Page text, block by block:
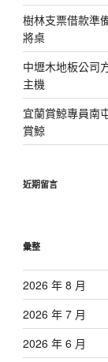
樹林支票借款準
將桌
中壢木地板公司
主機
宜蘭賞鯨專員南
賞鯨
近期留言
彙整
2026 年 8 月
2026 年 7 月
2026 年 6 月